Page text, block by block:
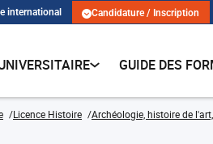
international Candidature / Inscription
GUIDE DES
Licence Histoire Archéologie, histoire de